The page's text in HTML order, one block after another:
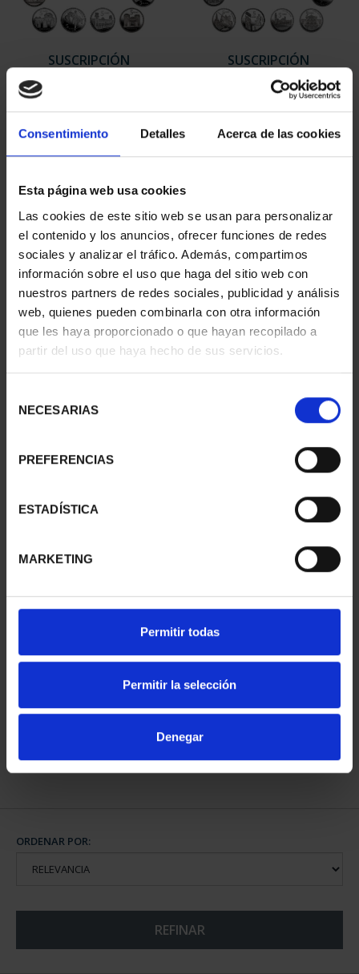
Consentimiento Detalles Acerca de las cookies
Esta página web usa cookies
Las cookies de este sitio web se usan para personalizar
el contenido y los anuncios, ofrecer funciones de redes
sociales y analizar el tráfico. Además, compartimos
información sobre el uso que haga del sitio web con
nuestros partners de redes sociales, publicidad y análisis
web, quienes pueden combinarla con otra información
que les haya proporcionado o que hayan recopilado a
partir del uso que haya hecho de sus servicios.
NECESARIAS
PREFERENCIAS
ESTADÍSTICA
MARKETING
Permitir todas
Permitir la selección
Denegar
SUSCRIPCIÓN
949,00 €
Sólo para usuarios
registrados
SUSCRIPCIÓN
CAPITALES DE
PROVINCIA 2
949,00 €
Sólo para usuarios
registrados
SUSCRIPCIÓN
CAPITALES DE
949,00 €
registrados
SUSCRIPCIÓN
CAPITALES DE
949,00 €
registrados
CAPITALES DE
COMPLET...
3.796,00 €
ORDENAR POR:
REFINAR